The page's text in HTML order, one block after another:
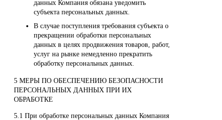
данных Компания обязана уведомить
субъекта персональных данных.
В случае поступления требования субъекта о
прекращении обработки персональных
данных в целях продвижения товаров, работ,
услуг на рынке немедленно прекратить
обработку персональных данных.
5 МЕРЫ ПО ОБЕСПЕЧЕНИЮ БЕЗОПАСНОСТИ
ПЕРСОНАЛЬНЫХ ДАННЫХ ПРИ ИХ
ОБРАБОТКЕ
5.1 При обработке персональных данных Компания